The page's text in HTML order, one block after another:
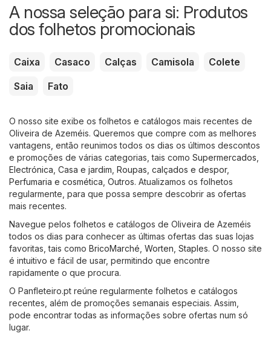
A nossa seleção para si: Produtos
dos folhetos promocionais
Caixa Casaco Calças Camisola
Colete
Saia
Fato
O nosso site exibe os folhetos e catálogos mais recentes de
Oliveira de Azeméis. Queremos que compre com as melhores
vantagens, então reunimos todos os dias os últimos descontos
e promoções de várias categorias, tais como Supermercados
Electrónica Casa e jardim Roupas, calçados e despor,
Perfumaria e cosmética Outros. Atualizamos os folhetos
regularmente, para que possa sempre descobrir as ofertas
mais recentes.
Navegue pelos folhetos e catálogos de Oliveira de Azeméis
todos os dias para conhecer as últimas ofertas das suas lojas
favoritas, tais como BricoMarché Worten Staples. O nosso site
é intuitivo e fácil de usar, permitindo que encontre
rapidamente o que procura.
O Panfleteiro.pt reúne regularmente folhetos e catálogos
recentes, além de promoções semanais especiais. Assim,
pode encontrar todas as informações sobre ofertas num só
lugar.